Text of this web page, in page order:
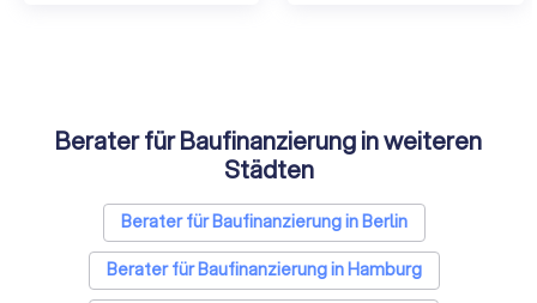
Berater für Baufinanzierung in weiteren
Städten
Berater für Baufinanzierung in Berlin
Berater für Baufinanzierung in Hamburg